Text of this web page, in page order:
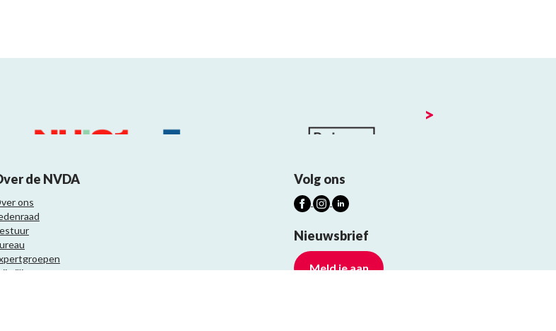
>
de NVDA
ons
Volg ons
Nieuwsbrief
Meld je aan